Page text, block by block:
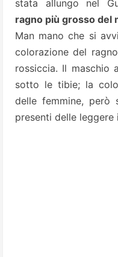
stata allungo nel
ragno più grosso del
Man mano che si
colorazione del
rossiccia. Il maschio
sotto le tibie; la
delle femmine, però
presenti delle